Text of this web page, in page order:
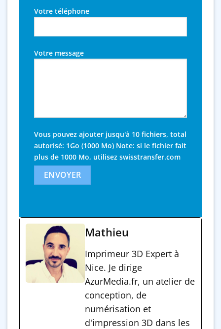
Votre téléphone
Votre message
Vous pouvez ajouter jusqu'à 10 fichiers, total
autorisé: 1Go (1000 Mo) Note: si le fichier fait
plus de 1000 Mo, utilisez swisstransfer.com
Mathieu
Imprimeur 3D Expert à
Nice. Je dirige
AzurMedia.fr, un atelier de
conception, de
numérisation et
d'impression 3D dans les